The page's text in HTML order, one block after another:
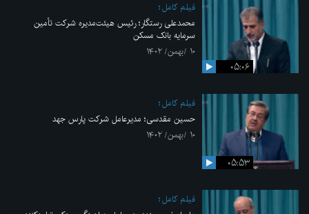
۰۵:۰۶
فیلم کامل
محمدعلی رستگار؛ رئیس هیئت‌مدیره شرکت تأمین
سرمایه بانک مسکن
۱۰ /بهمن/ ۱۴۰۲
۰۵:۵۳
فیلم کامل
حسین مقدسی؛ مدیرعامل شرکت پارس جهد
۱۰ /بهمن/ ۱۴۰۲
فیلم کامل